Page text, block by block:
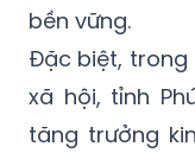
bền vững.
Đặc biệt, trong
xã hội, tỉnh
tăng trưởng